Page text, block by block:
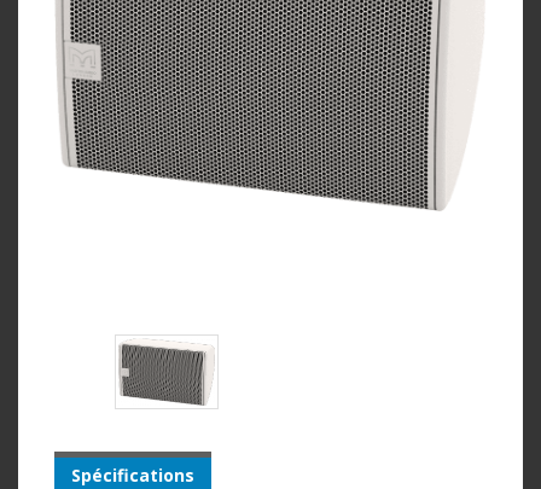
Spécifications